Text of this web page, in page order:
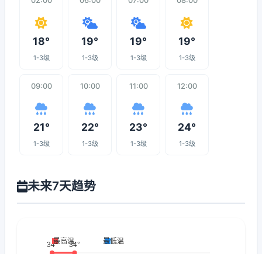
18°
1-3级
19°
1-3级
19°
1-3级
19°
1-3级
09:00
21°
1-3级
10:00
22°
1-3级
11:00
23°
1-3级
12:00
24°
1-3级
未来7天趋势